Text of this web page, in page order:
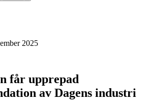
2025
får upprepad
av Dagens industri